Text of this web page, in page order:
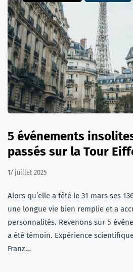
5 événements
passés sur la Tour
17 juillet 2025
Alors qu’elle a fêté le 31 mars ses
une longue vie bien remplie et a
personnalités. Revenons sur 5
a été témoin. Expérience
Franz…